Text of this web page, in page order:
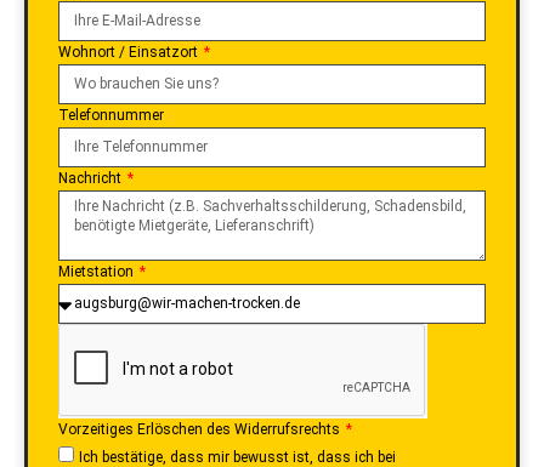
Wohnort / Einsatzort
Telefonnummer
Nachricht
Mietstation
Vorzeitiges Erlöschen des Widerrufsrechts
Ich bestätige, dass mir bewusst ist, dass ich bei